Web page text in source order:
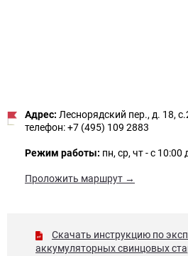
Адрес: Леснорядский пер., д. 18,
телефон: +7 (495) 109 2883
Режим работы: пн, ср, чт - с 10:00
Проложить маршрут →
Скачать инструкцию по
аккумуляторных свинцовых